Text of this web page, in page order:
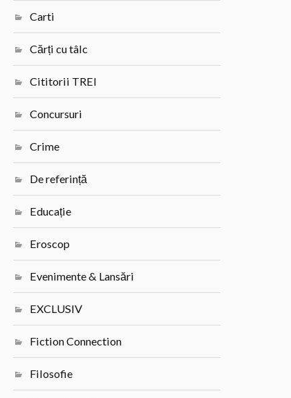
Carti
Cărți cu tâlc
Cititorii TREI
Concursuri
Crime
De referință
Educație
Eroscop
Evenimente & Lansări
EXCLUSIV
Fiction Connection
Filosofie